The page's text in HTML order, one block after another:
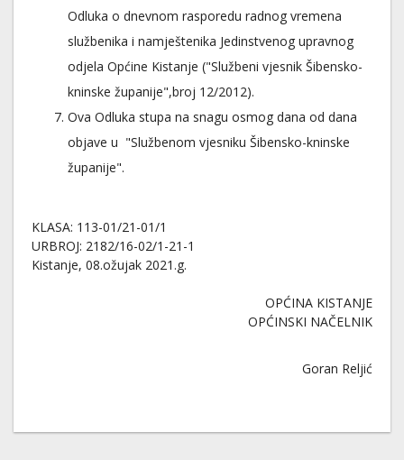
Odluka o dnevnom rasporedu radnog vremena
službenika i namještenika Jedinstvenog upravnog
odjela Općine Kistanje ("Službeni vjesnik Šibensko-
kninske županije",broj 12/2012).
Ova Odluka stupa na snagu osmog dana od dana
objave u "Službenom vjesniku Šibensko-kninske
županije".
KLASA: 113-01/21-01/1
URBROJ: 2182/16-02/1-21-1
Kistanje, 08.ožujak 2021.g.
OPĆINA KISTANJE
OPĆINSKI NAČELNIK
Goran Reljić